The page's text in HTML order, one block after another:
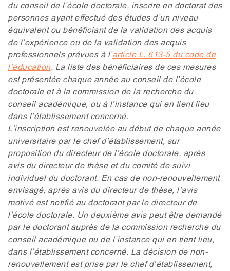
du conseil de l’école doctorale, inscrire en doctorat des
personnes ayant effectué des études d’un niveau
équivalent ou bénéficiant de la validation des acquis
de l’expérience ou de la validation des acquis
professionnels prévues à l’article L. 613-5 du code de
l’éducation. La liste des bénéficiaires de ces mesures
est présentée chaque année au conseil de l’école
doctorale et à la commission de la recherche du
conseil académique, ou à l’instance qui en tient lieu
dans l’établissement concerné.
L’inscription est renouvelée au début de chaque année
universitaire par le chef d’établissement, sur
proposition du directeur de l’école doctorale, après
avis du directeur de thèse et du comité de suivi
individuel du doctorant. En cas de non-renouvellement
envisagé, après avis du directeur de thèse, l’avis
motivé est notifié au doctorant par le directeur de
l’école doctorale. Un deuxième avis peut être demandé
par le doctorant auprès de la commission recherche du
conseil académique ou de l’instance qui en tient lieu,
dans l’établissement concerné. La décision de non-
renouvellement est prise par le chef d’établissement,